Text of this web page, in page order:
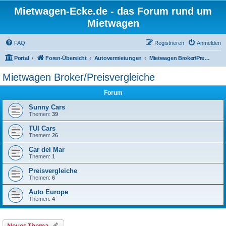
Mietwagen-Ecke.de - das Forum rund um
Mietwagen
FAQ Anmelden
Registrieren
Portal Foren-Übersicht Autovermietungen Mietwagen Broker/Preisvergleiche
Mietwagen Broker/Preisvergleiche
Forum
Sunny Cars
Themen: 39
TUI Cars
Themen: 26
Car del Mar
Themen: 1
Preisvergleiche
Themen: 6
Auto Europe
Themen: 4